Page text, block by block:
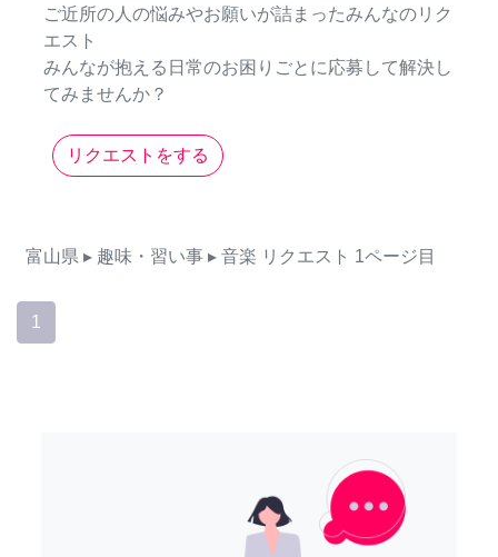
ご近所の人の悩みやお願いが詰まったみんなのリク
エスト
みんなが抱える日常のお困りごとに応募して解決し
てみませんか？
リクエストをする
富山県 ▸ 趣味・習い事 ▸ 音楽 リクエスト 1ページ目
1